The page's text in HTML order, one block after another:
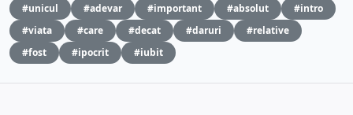
#unicul
#adevar #important #absolut
#intro
#viata
#care #decat #daruri
#relative
#fost
#ipocrit #iubit